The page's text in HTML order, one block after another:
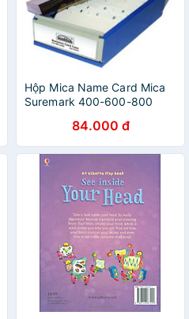
Hộp Mica Name Card Mica
Suremark 400-600-800
84.000 đ